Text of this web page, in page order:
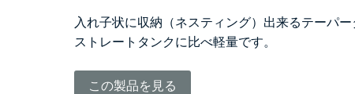
入れ子状に収納（ネスティング）出来るテーパ
ストレートタンクに比べ軽量です。
この製品を見る